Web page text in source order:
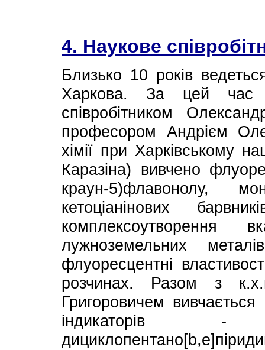
4. Наукове
Близько 10 років
Харкова. За цей час
співробітником
професором Андрієм
хімії при Харківському
Каразіна) вивчено
краун-5)флавонолу,
кетоціанінових
лужноземельних
флуоресцентні
розчинах. Разом з
Григоровичем
індикаторів -